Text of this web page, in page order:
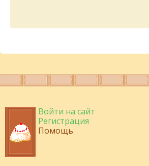
Войти на сайт
Регистрация
Помощь